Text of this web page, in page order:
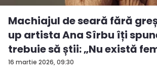
16 martie 2026, 09:30
Machiajul de seară fără
up artista Ana Sîrbu îți
trebuie să știi: „Nu există